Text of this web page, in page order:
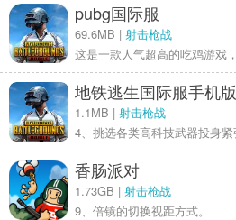
pubg国际服
69.6MB | 射击枪战
地铁逃生国际服手机版
1.1MB | 射击枪战
香肠派对
1.73GB | 射击枪战
9、倍镜的切换视距方式。